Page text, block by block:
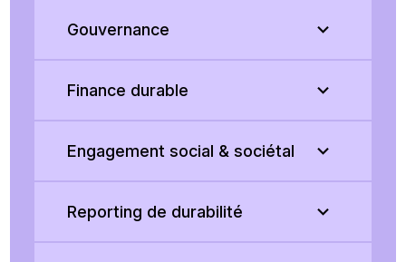
Gouvernance
Finance durable
Engagement social & sociétal
Reporting de durabilité